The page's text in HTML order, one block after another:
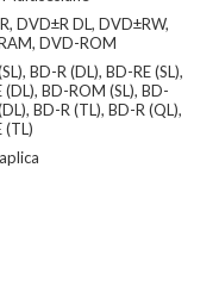
DVD±R DL, DVD±RW,
DVD-ROM
BD-R (DL), BD-RE (SL),
(DL), BD-ROM (SL), BD-
BD-R (TL), BD-R (QL),
(TL)